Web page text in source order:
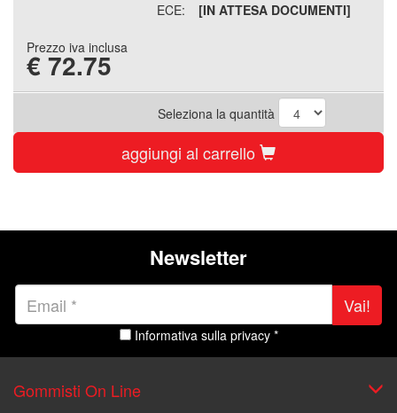
ECE:
[IN ATTESA DOCUMENTI]
Prezzo iva inclusa
€ 72.75
Seleziona la quantità
aggiungi al carrello
Newsletter
Vai!
Informativa sulla privacy *
Gommisti On Line